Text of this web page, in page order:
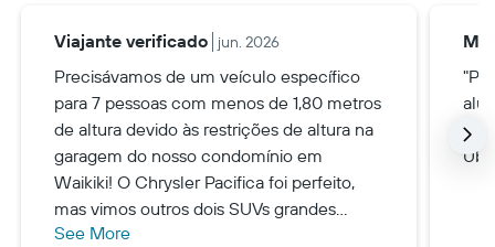
Viajante verificado jun. 2026
Precisávamos de um veículo específico
para 7 pessoas com menos de 1,80 metros
de altura devido às restrições de altura na
garagem do nosso condomínio em
Waikiki! O Chrysler Pacifica foi perfeito,
mas vimos outros dois SUVs grandes
serem recusados devido à sua altura. Faça
See More